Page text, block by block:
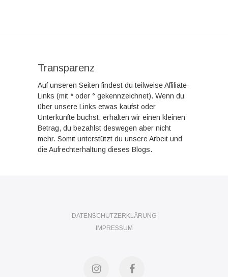
Transparenz
Auf unseren Seiten findest du teilweise Affiliate-
Links (mit * oder ° gekennzeichnet). Wenn du
über unsere Links etwas kaufst oder
Unterkünfte buchst, erhalten wir einen kleinen
Betrag, du bezahlst deswegen aber nicht
mehr. Somit unterstützt du unsere Arbeit und
die Aufrechterhaltung dieses Blogs.
DATENSCHUTZERKLÄRUNG
IMPRESSUM
InstagramFacebook